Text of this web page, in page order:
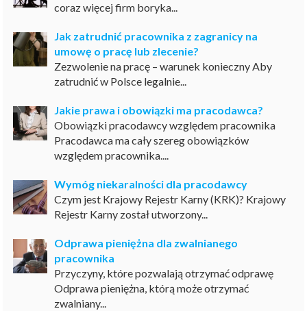
coraz więcej firm boryka...
Jak zatrudnić pracownika z zagranicy na
umowę o pracę lub zlecenie?
Zezwolenie na pracę – warunek konieczny Aby
zatrudnić w Polsce legalnie...
Jakie prawa i obowiązki ma pracodawca?
Obowiązki pracodawcy względem pracownika
Pracodawca ma cały szereg obowiązków
względem pracownika....
Wymóg niekaralności dla pracodawcy
Czym jest Krajowy Rejestr Karny (KRK)? Krajowy
Rejestr Karny został utworzony...
Odprawa pieniężna dla zwalnianego
pracownika
Przyczyny, które pozwalają otrzymać odprawę
Odprawa pieniężna, którą może otrzymać
zwalniany...